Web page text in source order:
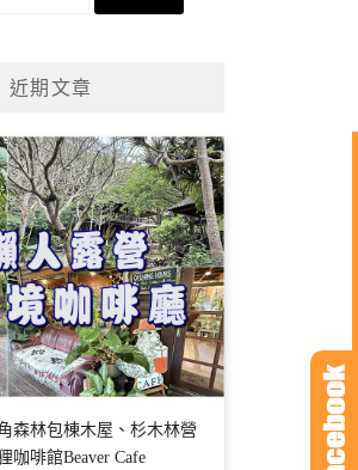
近期文章
森林包棟木屋、杉木林營
咖啡館Beaver Cafe